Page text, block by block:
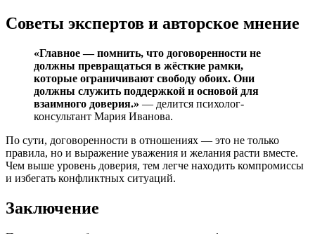
Советы экспертов и авторское мнение
«Главное — помнить, что договоренности не
должны превращаться в жёсткие рамки,
которые ограничивают свободу обоих. Они
должны служить поддержкой и основой для
взаимного доверия.» — делится психолог-
консультант Мария Иванова.
По сути, договоренности в отношениях — это не только
правила, но и выражение уважения и желания расти вместе.
Чем выше уровень доверия, тем легче находить компромиссы
и избегать конфликтных ситуаций.
Заключение